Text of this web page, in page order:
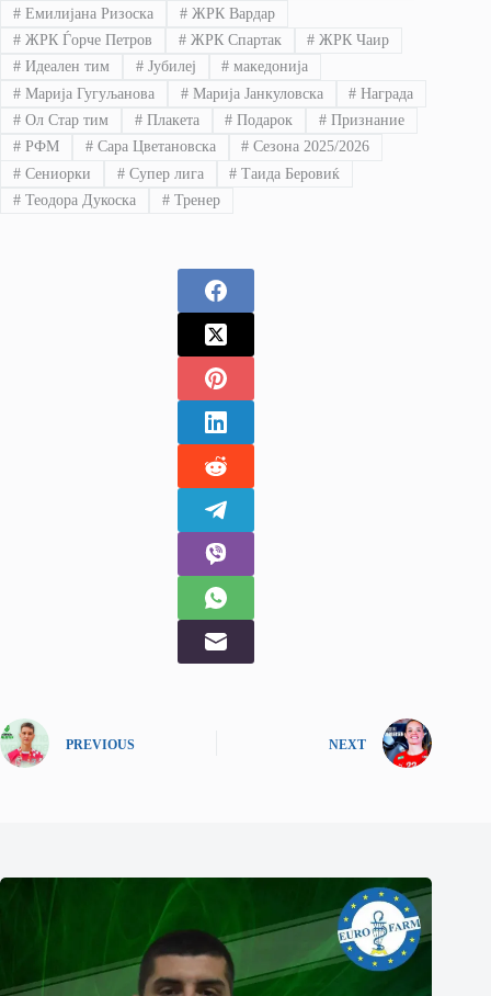
#Емилијана Ризоска #ЖРК Вардар
#ЖРК Ѓорче Петров #ЖРК Спартак # ЖРК Чаир
#Идеален тим #Јубилеј # македонија
#Марија Гугуљанова #Марија Јанкуловска # Награда
#Ол Стар тим #Плакета # Подарок # Признание
#РФМ #Сара Цветановска # Сезона 2025/2026
#Сениорки #Супер лига # Таида Беровиќ
#Теодора Дукоска #Тренер
PREVIOUS NEXT